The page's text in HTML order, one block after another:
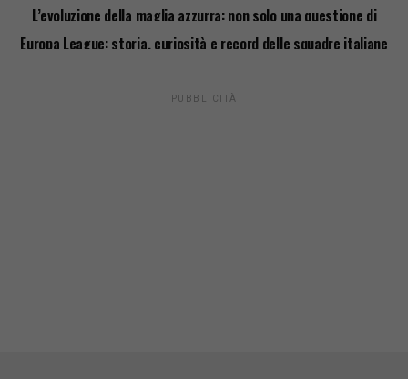
L’evoluzione della maglia azzurra: non solo una questione di
stile
Europa League: storia, curiosità e record delle squadre italiane
PUBBLICITÀ